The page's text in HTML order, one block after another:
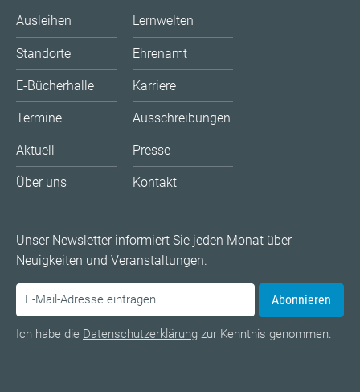
Ausleihen
Standorte
E-Bücherhalle
Termine
Aktuell
Über uns
Lernwelten
Ehrenamt
Karriere
Ausschreibungen
Presse
Kontakt
Unser Newsletterinformiert Sie jeden Monat über
Neuigkeiten und Veranstaltungen.
Abonnieren
Ich habe die Datenschutzerklärung zur Kenntnis genommen.